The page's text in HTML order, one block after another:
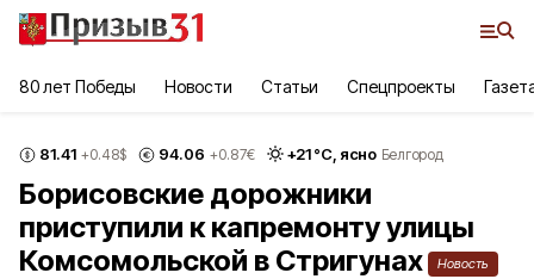
80 лет Победы Новости Статьи Спецпроекты
81.41 +0.48$ 94.06 +0.87€ +21°С, ясно Белгород
Борисовские дорожники
приступили к капремонту улицы
Комсомольской в Стригунах
Новость